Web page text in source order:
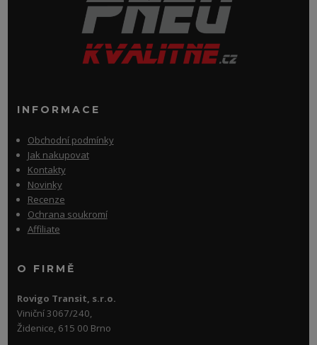
INFORMACE
Obchodní podmínky
Jak nakupovat
Kontakty
Novinky
Recenze
Ochrana soukromí
Affiliate
O FIRMĚ
Rovigo Transit, s.r.o.
Viniční 3067/240,
Židenice, 615 00 Brno